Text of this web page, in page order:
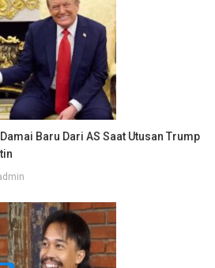
Baru Dari AS Saat Utusan Trump